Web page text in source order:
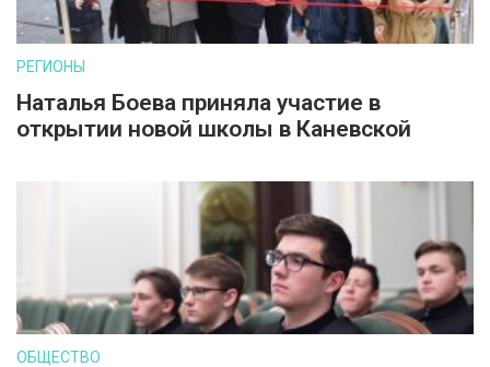
РЕГИОНЫ
Наталья Боева приняла участие в
открытии новой школы в Каневской
ОБЩЕСТВО